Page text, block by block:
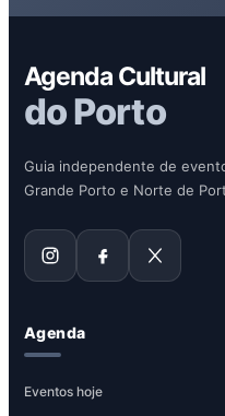
Agenda Cultural
do Porto
Guia independente de
Grande Porto e Norte de
Agenda
Eventos hoje